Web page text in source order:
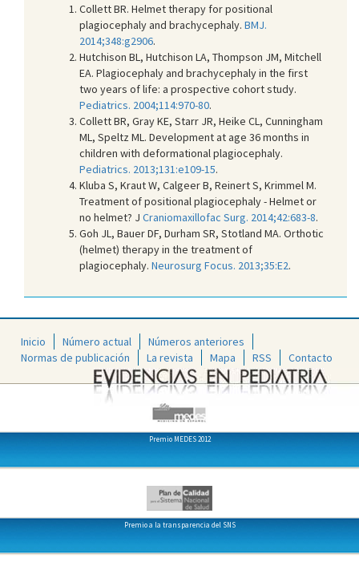
Collett BR. Helmet therapy for positional
plagiocephaly and brachycephaly. BMJ.
2014;348:g2906.
Hutchison BL, Hutchison LA, Thompson JM, Mitchell
EA. Plagiocephaly and brachycephaly in the first
two years of life: a prospective cohort study.
Pediatrics. 2004;114:970-80.
Collett BR, Gray KE, Starr JR, Heike CL, Cunningham
ML, Speltz ML. Development at age 36 months in
children with deformational plagiocephaly.
Pediatrics. 2013;131:e109-15.
Kluba S, Kraut W, Calgeer B, Reinert S, Krimmel M.
Treatment of positional plagiocephaly - Helmet or
no helmet? J Craniomaxillofac Surg. 2014;42:683-8.
Goh JL, Bauer DF, Durham SR, Stotland MA. Orthotic
(helmet) therapy in the treatment of
plagiocephaly. Neurosurg Focus. 2013;35:E2.
Inicio Número actual
Números anteriores
Normas de publicación
La revista Mapa RSS Contacto
Premio MEDES 2012
Premio a la transparencia del SNS